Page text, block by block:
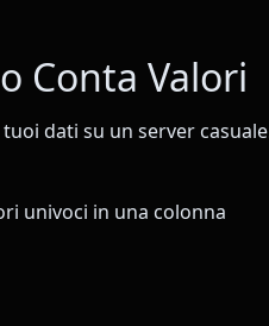
Conta Valori
dati su un server
univoci in una colonna